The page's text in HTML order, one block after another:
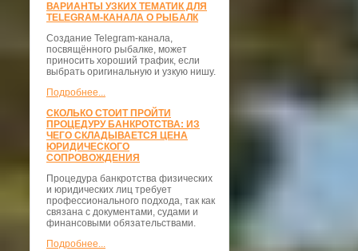
ВАРИАНТЫ УЗКИХ ТЕМАТИК ДЛЯ
TELEGRAM-КАНАЛА О РЫБАЛК
Создание Telegram-канала,
посвящённого рыбалке, может
приносить хороший трафик, если
выбрать оригинальную и узкую нишу.
Подробнее...
СКОЛЬКО СТОИТ ПРОЙТИ
ПРОЦЕДУРУ БАНКРОТСТВА: ИЗ
ЧЕГО СКЛАДЫВАЕТСЯ ЦЕНА
ЮРИДИЧЕСКОГО
СОПРОВОЖДЕНИЯ
Процедура банкротства физических
и юридических лиц требует
профессионального подхода, так как
связана с документами, судами и
финансовыми обязательствами.
Подробнее...